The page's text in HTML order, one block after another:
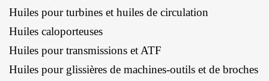
Huiles pour turbines et huiles de circulation
Huiles caloporteuses
Huiles pour transmissions et ATF
Huiles pour glissières de machines-outils et de broches